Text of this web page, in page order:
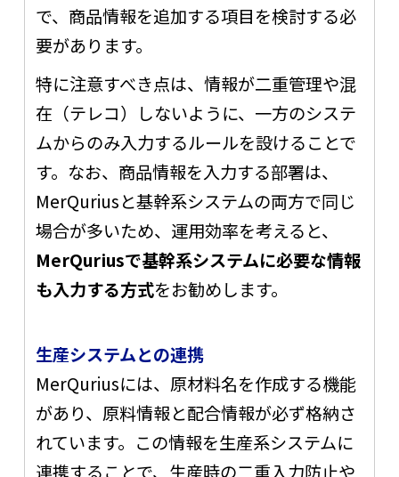
で、商品情報を追加する項目を検討する必
要があります。
特に注意すべき点は、情報が二重管理や混
在（テレコ）しないように、一方のシステ
ムからのみ入力するルールを設けることで
す。なお、商品情報を入力する部署は、
MerQuriusと基幹系システムの両方で同じ
場合が多いため、運用効率を考えると、
MerQuriusで基幹系システムに必要な情報
も入力する方式をお勧めします。
生産システムとの連携
MerQuriusには、原材料名を作成する機能
があり、原料情報と配合情報が必ず格納さ
れています。この情報を生産系システムに
連携することで、生産時の二重入力防止や